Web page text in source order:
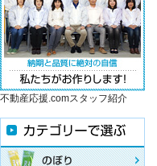
不動産応援.comスタッフ紹介